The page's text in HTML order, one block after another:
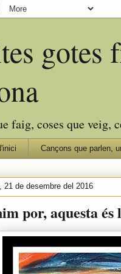
gotes
faig, coses que veig,
Cançons que parlen,
21 de desembre del 2016
por, aquesta